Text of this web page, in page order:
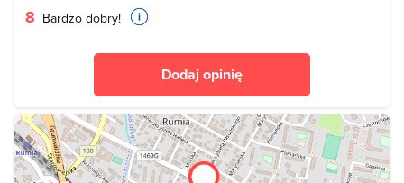
8 Bardzo dobry!
Dodaj opinię